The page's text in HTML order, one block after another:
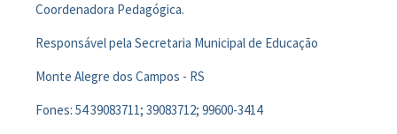
Coordenadora Pedagógica.
Responsável pela Secretaria Municipal de Educação
Monte Alegre dos Campos - RS
Fones: 54 39083711; 39083712; 99600-3414